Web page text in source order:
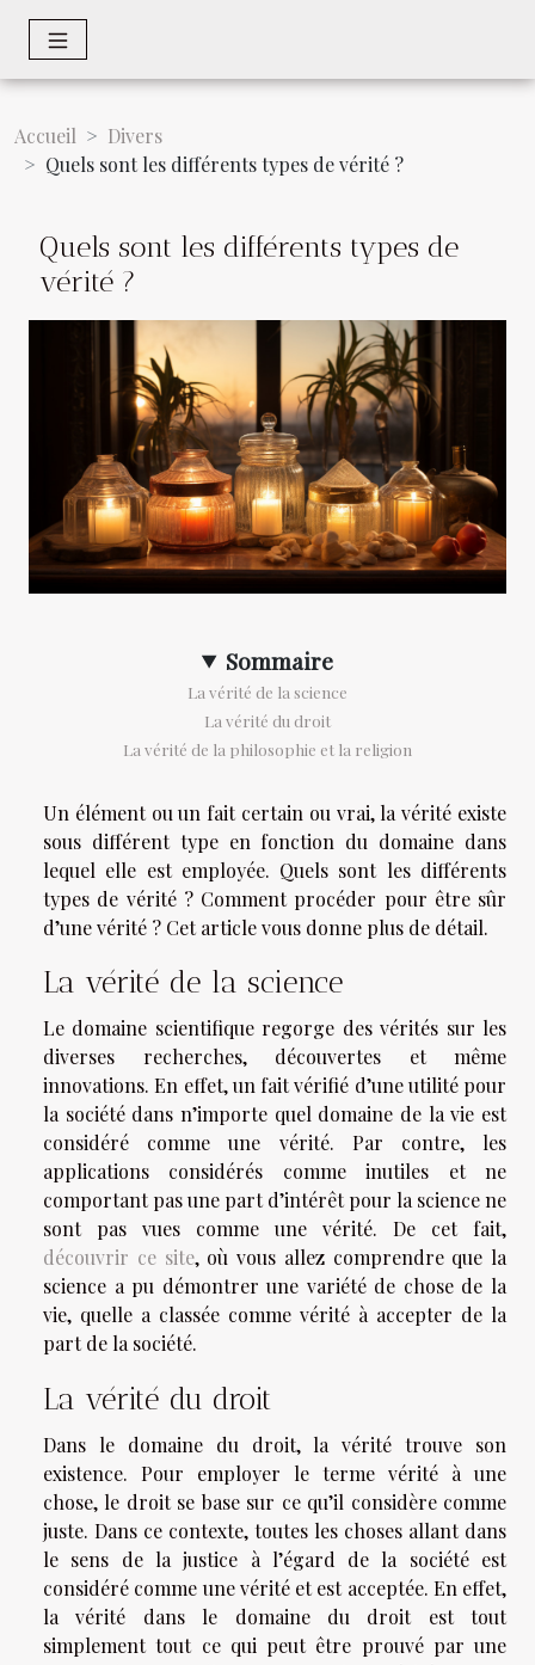
Accueil
Divers
Quels sont les différents types de vérité ?
Quels sont les différents types de
vérité ?
Sommaire
La vérité de la science
La vérité du droit
La vérité de la philosophie et la religion
Un élément ou un fait certain ou vrai, la vérité existe
sous différent type en fonction du domaine dans
lequel elle est employée. Quels sont les différents
types de vérité ? Comment procéder pour être sûr
d’une vérité ? Cet article vous donne plus de détail.
La vérité de la science
Le domaine scientifique regorge des vérités sur les
diverses recherches, découvertes et même
innovations. En effet, un fait vérifié d’une utilité pour
la société dans n’importe quel domaine de la vie est
considéré comme une vérité. Par contre, les
applications considérés comme inutiles et ne
comportant pas une part d’intérêt pour la science ne
sont pas vues comme une vérité. De cet fait,
découvrir ce site, où vous allez comprendre que la
science a pu démontrer une variété de chose de la
vie, quelle a classée comme vérité à accepter de la
part de la société.
La vérité du droit
Dans le domaine du droit, la vérité trouve son
existence. Pour employer le terme vérité à une
chose, le droit se base sur ce qu’il considère comme
juste. Dans ce contexte, toutes les choses allant dans
le sens de la justice à l’égard de la société est
considéré comme une vérité et est acceptée. En effet,
la vérité dans le domaine du droit est tout
simplement tout ce qui peut être prouvé par une